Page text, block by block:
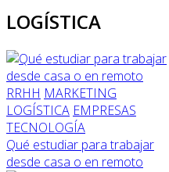
LOGÍSTICA
RRHH MARKETING
LOGÍSTICA EMPRESAS
TECNOLOGÍA
Qué estudiar para trabajar
desde casa o en remoto